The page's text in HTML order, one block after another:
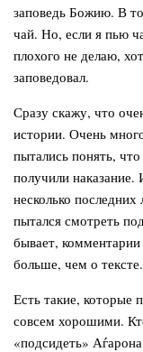
заповедь Божию. В
чай. Но, если я пью
плохого не делаю,
заповедовал.
Сразу скажу, что
истории. Очень
пытались понять,
получили наказание.
несколько
пытался смотреть
бывает,
больше, чем о тексте.
Есть такие, которые
совсем хорошими.
«подсидеть»